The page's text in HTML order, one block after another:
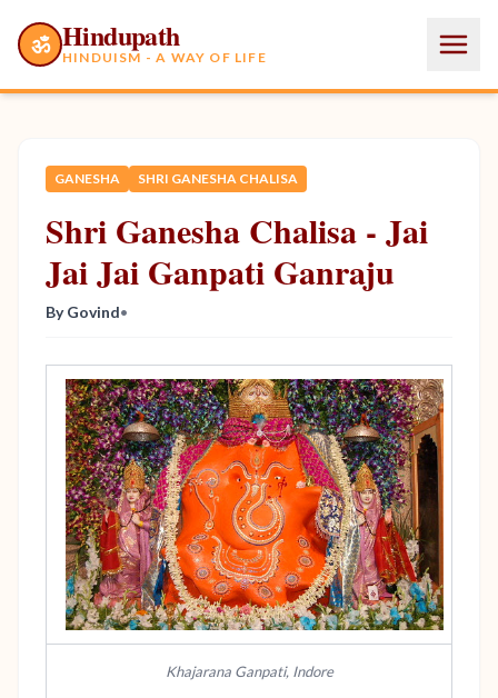
ॐ Hindupath
HINDUISM - A WAY OF LIFE
GANESHA SHRI GANESHA CHALISA
Shri Ganesha Chalisa - Jai
Jai Jai Ganpati Ganraju
By Govind•
Khajarana Ganpati, Indore